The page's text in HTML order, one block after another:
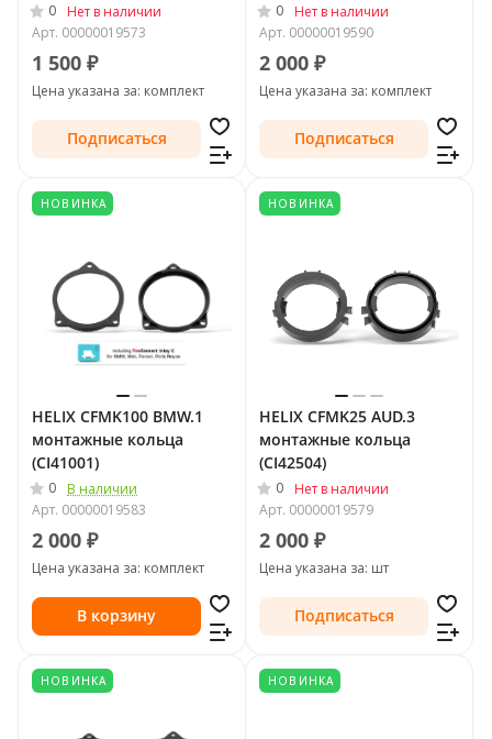
0
Нет в наличии
Арт. 00000019573
1 500 ₽
Цена указана за: комплект
Подписаться
0
Нет в наличии
Арт. 00000019590
2 000 ₽
Цена указана за: комплект
Подписаться
НОВИНКА
HELIX CFMK100 BMW.1
монтажные кольца
(CI41001)
0
В наличии
Арт. 00000019583
2 000 ₽
Цена указана за: комплект
В корзину
НОВИНКА
HELIX CFMK25 AUD.3
монтажные кольца
(CI42504)
0
Нет в наличии
Арт. 00000019579
2 000 ₽
Цена указана за: шт
Подписаться
НОВИНКА НОВИНКА